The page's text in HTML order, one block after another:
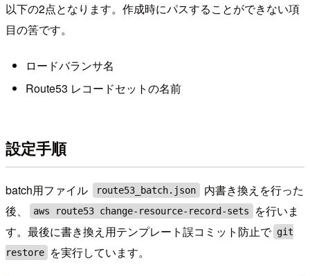
以下の2点となります。作成時にパスすることができない項
目の筈です。
ロードバランサ名
Route53 レコードセットの名前
設定手順
batch用ファイル route53_batch.json
内書き換えを行った
後、
aws route53 change-resource-record-sets
を行いま
す。最後に書き換え用テンプレート誤コミット防止で git
restore
を実行しています。